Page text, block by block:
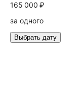
165 000 ₽
за одного
Выбрать дату